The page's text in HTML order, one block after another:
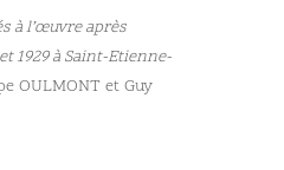
à l’œuvre après
1929 à Saint-Etienne-
OULMONT et Guy